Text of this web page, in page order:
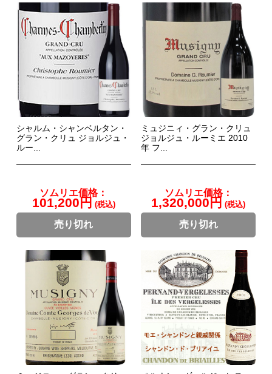
シャルム・シャンベルタン・
グラン・クリュ ジョルジュ・
ルー...
ソムリエ価格：
101,200円 (税込)
売り切れ
ミュジニィ・グラン・クリュ
ジョルジュ・ルーミエ 2010
年 フ...
ソムリエ価格：
1,320,000円 (税込)
売り切れ